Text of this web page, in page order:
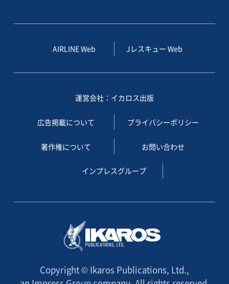
AIRLINE Web Jレスキュー Web
運営会社：イカロス出版
広告掲載について プライバシーポリシー
著作権について お問い合わせ
インプレスグループ
Copyright © Ikaros Publications, Ltd.,